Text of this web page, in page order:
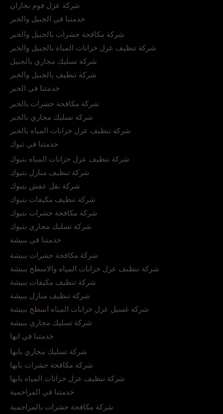
شركة عزل فوم بجازان
خدمتنا في الجبيل والخبر
شركة مكافحة حشرات بالجبيل والخبر
شركة تنظيف عزل خزانات المياة بالجبيل والخبر
شركة تسليك مجاري بالجبيل
شركة تنظيف بالجبيل والخبر
خدمتنا في الخبر
شركة مكافحة حشرات بالخبر
شركة تسليك مجاري بالخبر
شركة تنظيف عزل خزانات المياه بالخبر
خدمتنا في تبوك
شركة تنظيف عزل خزانات المياه بتبوك
شركة تنظيف منازل بتبوك
شركة نقل عفش بتبوك
شركة تنظيف مكيفات بتبوك
شركة مكافحة حشرات بتبوك
شركة تسليك مجاري بتبوك
خدمتنا في ببيشة
شركة مكافحة حشرات ببيشة
شركة تنظيف عزل خزانات المياه والاسطح ببيشة
شركة تنظيف مكيفات ببيشة
شركة تنظيف منازل ببيشة
شركة غسيل عزل خزانات المياه اسطح ببيشة
شركة تسليك مجاري ببيشة
خدمتنا في ابها
شركة تسليك مجاري بابها
شركة مكافحة حشرات بابها
شركة تنظيف عزل خزانات المياه بابها
خدمتنا في المزاحمية
شركة مكافحة حشرات بالمزاحمية